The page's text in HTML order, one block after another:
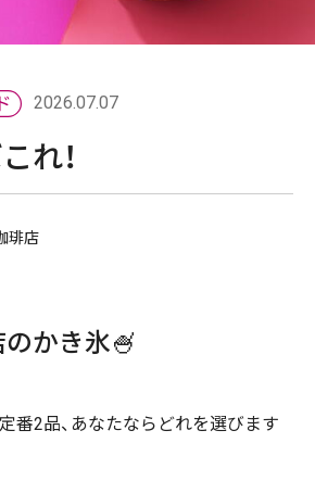
2026.07.07
れ！
琲店
かき氷🍧
番2品、あなたならどれを選びます